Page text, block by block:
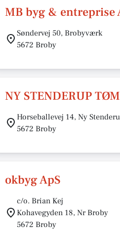
MB byg & entreprise
Søndervej 50, Brobyværk
5672 Broby
NY STENDERUP
Horseballevej 14, Ny
5672 Broby
okbyg ApS
c/o. Brian Kej
Kohavegyden 18, Nr Broby
5672 Broby